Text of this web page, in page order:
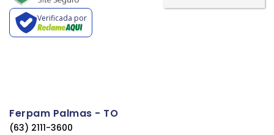
Verificada por
Ferpam Palmas - TO
(63) 2111-3600